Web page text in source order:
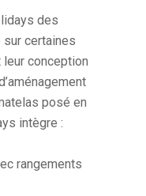
des
sur certaines
conception
posé en
intègre :
rangements